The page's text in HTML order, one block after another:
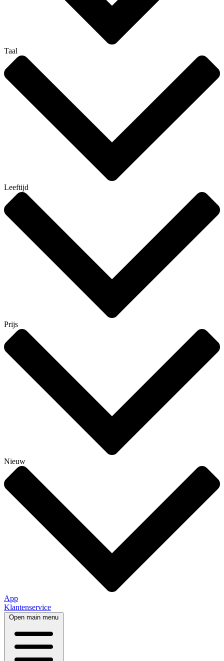
Taal
Leeftijd
Prijs
Nieuw
App
Klantenservice
Open main menu